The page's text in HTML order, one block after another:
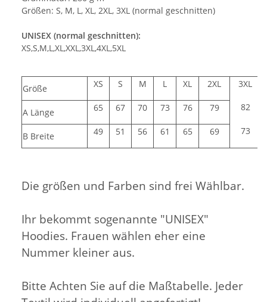
Größen: S, M, L, XL, 2XL, 3XL (normal geschnitten)
UNISEX (normal geschnitten):
XS,S,M,L,XL,XXL,3XL,4XL,5XL
Größe XS S M L XL 2XL 3XL
A Länge 65 67 70 73 76 79 82
B Breite 49 51 56 61 65 69 73
Die größen und Farben sind frei Wählbar.
Ihr bekommt sogenannte "UNISEX"
Hoodies. Frauen wählen eher eine
Nummer kleiner aus.
Bitte Achten Sie auf die Maßtabelle. Jeder